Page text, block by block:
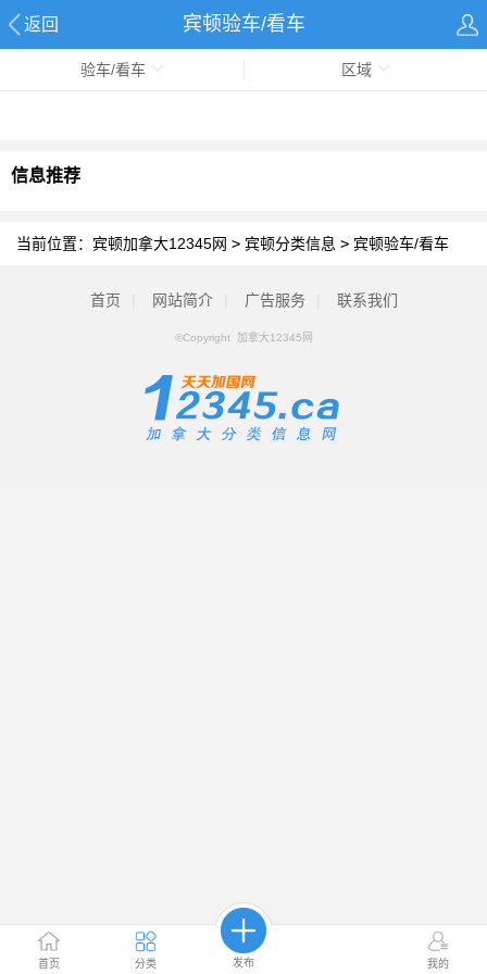
返回 宾顿验车/看车
首页 分类 发布 我的
验车/看车 区域
信息推荐
当前位置： 宾顿加拿大12345网 > 宾顿分类信息 > 宾顿验车/看车
首页 网站简介 广告服务 联系我们
©Copyright 加拿大12345网